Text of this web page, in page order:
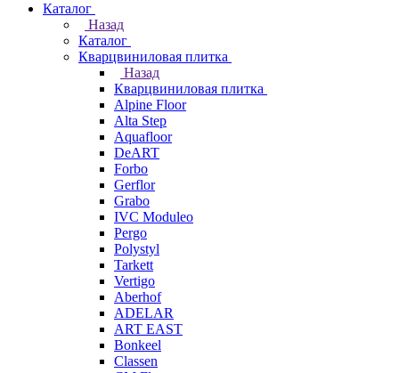
Каталог
Назад
Каталог
Кварцвиниловая плитка
Назад
Кварцвиниловая плитка
Alpine Floor
Alta Step
Aquafloor
DeART
Forbo
Gerflor
Grabo
IVC Moduleo
Pergo
Polystyl
Tarkett
Vertigo
Aberhof
ADELAR
ART EAST
Bonkeel
Classen